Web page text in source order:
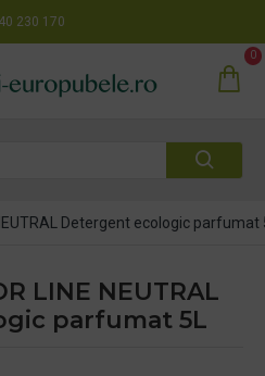
230 170
0
Detergent ecologic parfumat
LINE NEUTRAL
parfumat 5L